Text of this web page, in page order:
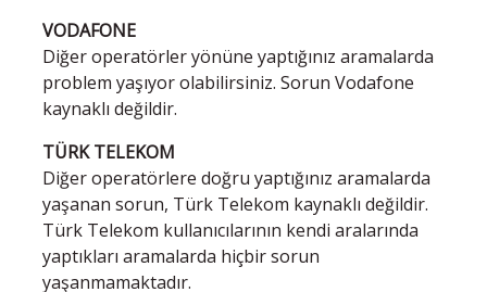
VODAFONE
Diğer operatörler yönüne yaptığınız aramalarda
problem yaşıyor olabilirsiniz. Sorun Vodafone
kaynaklı değildir.
TÜRK TELEKOM
Diğer operatörlere doğru yaptığınız aramalarda
yaşanan sorun, Türk Telekom kaynaklı değildir.
Türk Telekom kullanıcılarının kendi aralarında
yaptıkları aramalarda hiçbir sorun
yaşanmamaktadır.